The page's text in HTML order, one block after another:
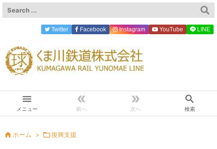

メニュー

前へ

次へ

検索
Twitter Facebook Instagram YouTube LINE
 ホーム > 復興支援